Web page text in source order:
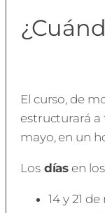
El curso, de
estructurará a
mayo, en un
Losdías en
14 y 21